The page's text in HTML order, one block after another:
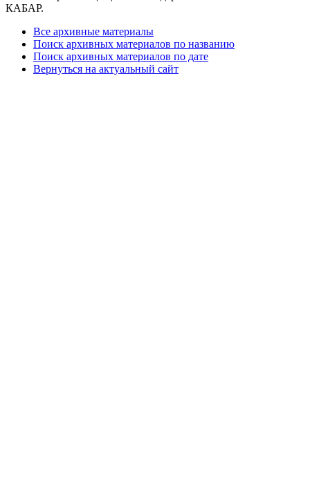
КАБАР.
Все архивные материалы
Поиск архивных материалов по названию
Поиск архивных материалов по дате
Вернуться на актуальный сайт